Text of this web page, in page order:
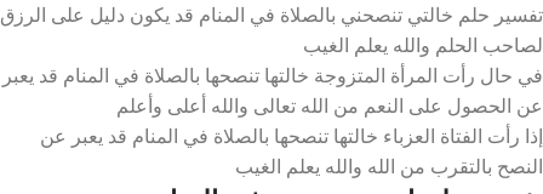
تفسير حلم خالتي تنصحني بالصلاة في المنام قد يكون دليل على الرزق
لصاحب الحلم والله يعلم الغيب
في حال رأت المرأة المتزوجة خالتها تنصحها بالصلاة في المنام قد يعبر
عن الحصول على النعم من الله تعالى والله أعلى وأعلم
إذا رأت الفتاة العزباء خالتها تنصحها بالصلاة في المنام قد يعبر عن
النصح بالتقرب من الله والله يعلم الغيب